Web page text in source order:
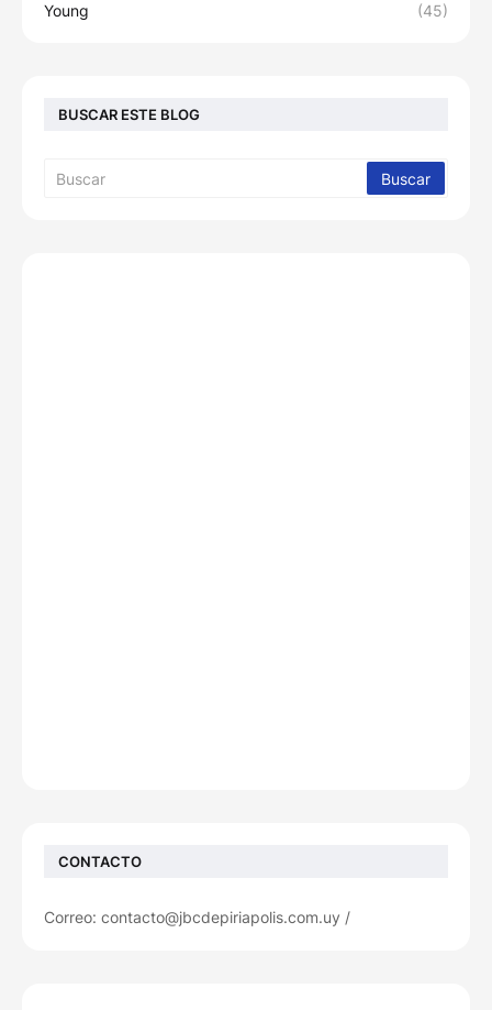
Young (45)
BUSCAR ESTE BLOG
CONTACTO
Correo: contacto@jbcdepiriapolis.com.uy /